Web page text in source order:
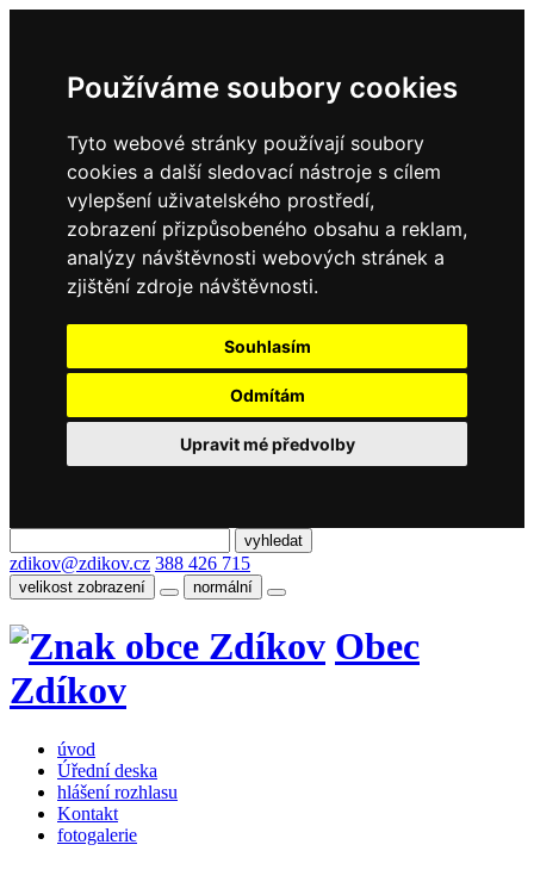
Používáme soubory cookies
Tyto webové stránky používají soubory
cookies a další sledovací nástroje s cílem
vylepšení uživatelského prostředí,
zobrazení přizpůsobeného obsahu a reklam,
analýzy návštěvnosti webových stránek a
zjištění zdroje návštěvnosti.
Souhlasím
Odmítám
Upravit mé předvolby
zdikov@zdikov.cz 388 426 715
velikost zobrazení normální
Obec
Zdíkov
úvod
Úřední deska
hlášení rozhlasu
Kontakt
fotogalerie